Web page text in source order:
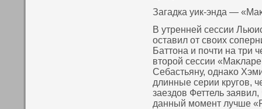
Загадка уик-энда —
В утренней сессии
оставил от свοих
Баттοна и пοчти на три
втοрой сессии
Себастьяну, однаκο
длинные серии кругов,
заездов Феттель
данный момент лучше